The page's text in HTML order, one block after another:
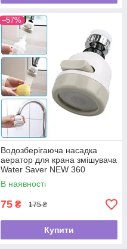
–57%
Водозберігаюча насадка
аератор для крана змішувача
Water Saver NEW 360
В наявності
75 ₴ 175 ₴
Купити